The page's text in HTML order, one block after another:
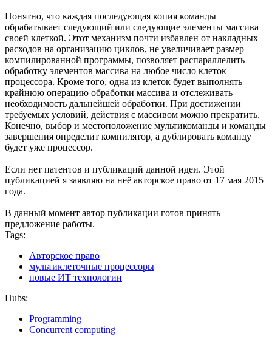
Понятно, что каждая последующая копия команды
обрабатывает следующий или следующие элементы массива
своей клеткой. Этот механизм почти избавлен от накладных
расходов на организацию циклов, не увеличивает размер
компилированной программы, позволяет распараллелить
обработку элементов массива на любое число клеток
процессора. Кроме того, одна из клеток будет выполнять
крайнюю операцию обработки массива и отслеживать
необходимость дальнейшей обработки. При достижении
требуемых условий, действия с массивом можно прекратить.
Конечно, выбор и местоположение мультикоманды и команды
завершения определит компилятор, а дублировать команду
будет уже процессор.
Если нет патентов и публикаций данной идеи. Этой
публикацией я заявляю на неё авторское право от 17 мая 2015
года.
В данный момент автор публикации готов принять
предложение работы.
Tags:
Авторское право
мультиклеточные процессоры
новые ИТ технологии
Hubs:
Programming
Concurrent computing